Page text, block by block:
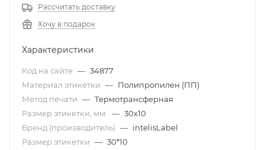
Рассчитать доставку
Хочу в подарок
Характеристики
Код на сайте — 34877
Материал этикетки — Полипропилен (ПП)
Метод печати — Термотрансферная
Размер этикетки, мм.
— 30х10
Бренд (производитель) — intelisLabel
Размер этикетки — 30*10